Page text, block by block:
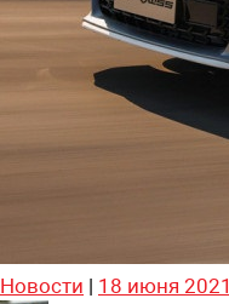
Новости | 18 июня 2021